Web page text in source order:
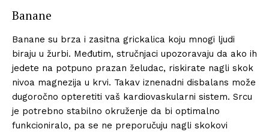
Banane
Banane su brza i zasitna grickalica koju mnogi ljudi
biraju u žurbi. Međutim, stručnjaci upozoravaju da ako ih
jedete na potpuno prazan želudac, riskirate nagli skok
nivoa magnezija u krvi. Takav iznenadni disbalans može
dugoročno opteretiti vaš kardiovaskularni sistem. Srcu
je potrebno stabilno okruženje da bi optimalno
funkcioniralo, pa se ne preporučuju nagli skokovi